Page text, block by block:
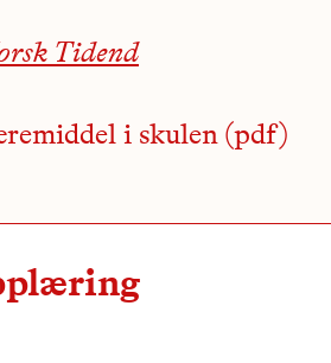
Tidend
i skulen